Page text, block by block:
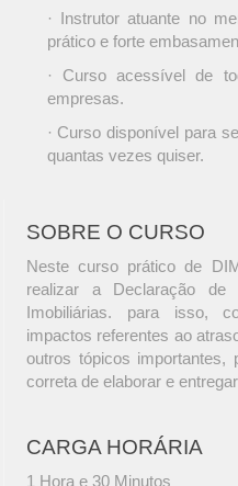
· Instrutor atuante no
prático e forte
· Curso acessível de
empresas.
· Curso disponível para
quantas vezes quiser.
SOBRE O CURSO
Neste curso prático de
realizar a Declaração de
Imobiliárias. para isso,
impactos referentes ao
outros tópicos importantes,
correta de elaborar e
CARGA HORÁRIA
1 Hora e 30 Minutos